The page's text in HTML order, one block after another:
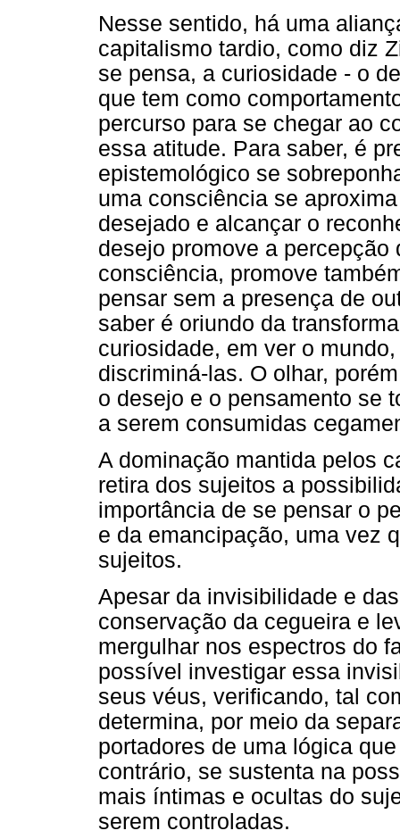
Nesse sentido, há uma
capitalismo tardio, como diz
se pensa, a curiosidade - o
que tem como
percurso para se chegar ao
essa atitude. Para saber, é
epistemológico se
uma consciência se
desejado e alcançar o
desejo promove a percepção
consciência, promove
pensar sem a presença de
saber é oriundo da
curiosidade, em ver o
discriminá-las. O olhar,
o desejo e o pensamento se
a serem consumidas
A dominação mantida pelos
retira dos sujeitos a
importância de se pensar o
e da emancipação, uma vez
sujeitos.
Apesar da invisibilidade e
conservação da cegueira e
mergulhar nos espectros do
possível investigar essa
seus véus, verificando, tal
determina, por meio da
portadores de uma lógica
contrário, se sustenta na
mais íntimas e ocultas do
serem controladas.